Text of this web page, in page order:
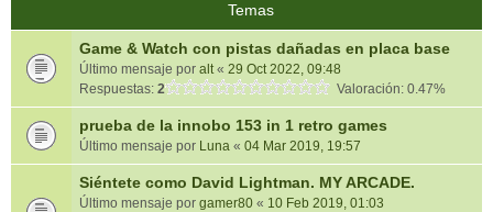
Temas
Game & Watch con pistas dañadas en placa base
Último mensaje por alt« 29 Oct 2022, 09:48
Respuestas: 2 Valoración: 0.47%
prueba de la innobo 153 in 1 retro games
Último mensaje por Luna « 04 Mar 2019, 19:57
Siéntete como David Lightman. MY ARCADE.
Último mensaje por gamer80 « 10 Feb 2019, 01:03